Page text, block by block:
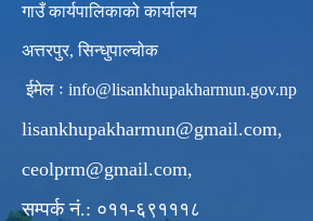
गाउँ कार्यपालिकाको कार्यालय
अत्तरपुर, सिन्धुपाल्चोक
ईमेल ः info@lisankhupakharmun.gov.np
lisankhupakharmun@gmail.com,
ceolprm@gmail.com,
सम्पर्क नं.: ०११-६९१११८